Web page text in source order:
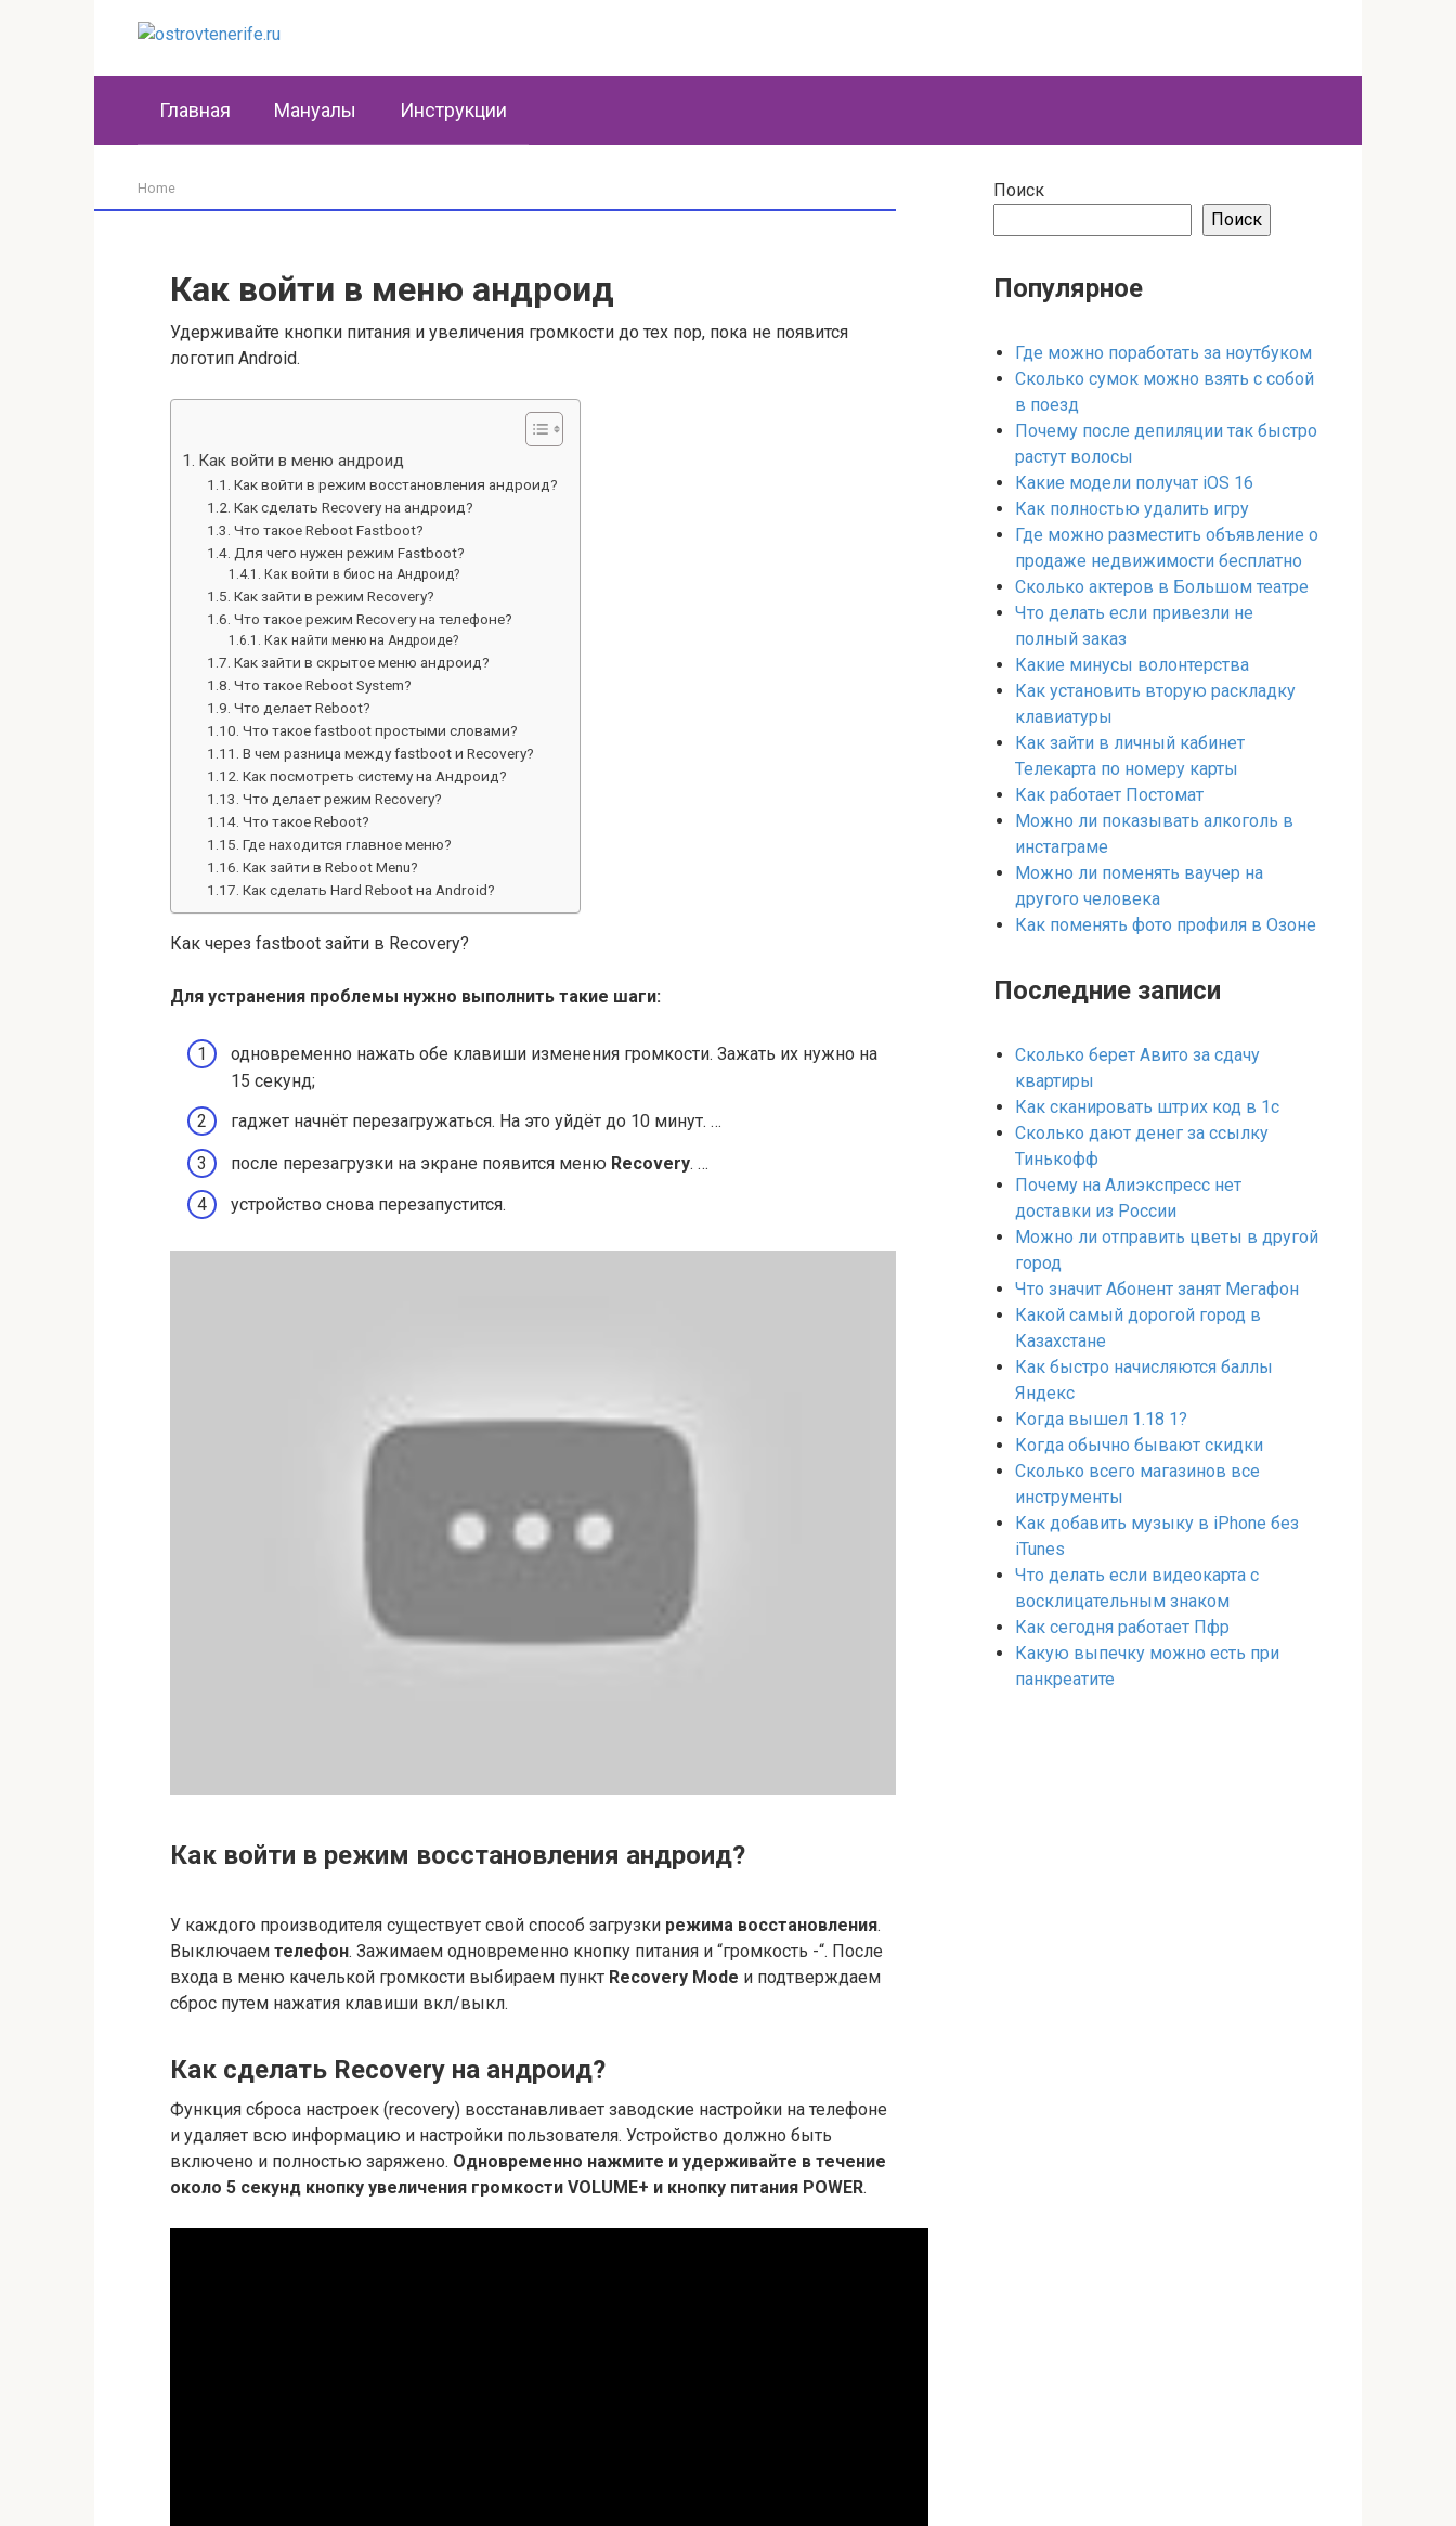
Главная Мануалы Инструкции
Home
Как войти в меню андроид
Удерживайте кнопки питания и увеличения громкости до тех пор, пока не появится
логотип Android.
Как войти в меню андроид
Как войти в режим восстановления андроид?
Как сделать Recovery на андроид?
Что такое Reboot Fastboot?
Для чего нужен режим Fastboot?
Как войти в биос на Андроид?
Как зайти в режим Recovery?
Что такое режим Recovery на телефоне?
Как найти меню на Андроиде?
Как зайти в скрытое меню андроид?
Что такое Reboot System?
Что делает Reboot?
Что такое fastboot простыми словами?
В чем разница между fastboot и Recovery?
Как посмотреть систему на Андроид?
Что делает режим Recovery?
Что такое Reboot?
Где находится главное меню?
Как зайти в Reboot Menu?
Как сделать Hard Reboot на Android?
Как через fastboot зайти в Recovery?
Для устранения проблемы нужно выполнить такие шаги:
одновременно нажать обе клавиши изменения громкости. Зажать их нужно на
15 секунд;
гаджет начнёт перезагружаться. На это уйдёт до 10 минут. …
после перезагрузки на экране появится меню Recovery. …
устройство снова перезапустится.
Как войти в режим восстановления андроид?
У каждого производителя существует свой способ загрузки режима восстановления.
Выключаем телефон. Зажимаем одновременно кнопку питания и “громкость -“. После
входа в меню качелькой громкости выбираем пункт Recovery Mode и подтверждаем
сброс путем нажатия клавиши вкл/выкл.
Как сделать Recovery на андроид?
Функция сброса настроек (recovery) восстанавливает заводские настройки на телефоне
и удаляет всю информацию и настройки пользователя. Устройство должно быть
включено и полностью заряжено. Одновременно нажмите и удерживайте в течение
около 5 секунд кнопку увеличения громкости VOLUME+ и кнопку питания POWER.
Поиск
Поиск
Популярное
Где можно поработать за ноутбуком
Сколько сумок можно взять с собой
в поезд
Почему после депиляции так быстро
растут волосы
Какие модели получат iOS 16
Как полностью удалить игру
Где можно разместить объявление о
продаже недвижимости бесплатно
Сколько актеров в Большом театре
Что делать если привезли не
полный заказ
Какие минусы волонтерства
Как установить вторую раскладку
клавиатуры
Как зайти в личный кабинет
Телекарта по номеру карты
Как работает Постомат
Можно ли показывать алкоголь в
инстаграме
Можно ли поменять ваучер на
другого человека
Как поменять фото профиля в Озоне
Последние записи
Сколько берет Авито за сдачу
квартиры
Как сканировать штрих код в 1с
Сколько дают денег за ссылку
Тинькофф
Почему на Алиэкспресс нет
доставки из России
Можно ли отправить цветы в другой
город
Что значит Абонент занят Мегафон
Какой самый дорогой город в
Казахстане
Как быстро начисляются баллы
Яндекс
Когда вышел 1.18 1?
Когда обычно бывают скидки
Сколько всего магазинов все
инструменты
Как добавить музыку в iPhone без
iTunes
Что делать если видеокарта с
восклицательным знаком
Как сегодня работает Пфр
Какую выпечку можно есть при
панкреатите